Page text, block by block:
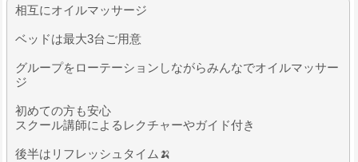
相互にオイルマッサージ
ベッドは最大3台ご用意
グループをローテーションしながらみんなでオイルマッサー
ジ
初めての方も安心
スクール講師によるレクチャーやガイド付き
後半はリフレッシュタイム🍌